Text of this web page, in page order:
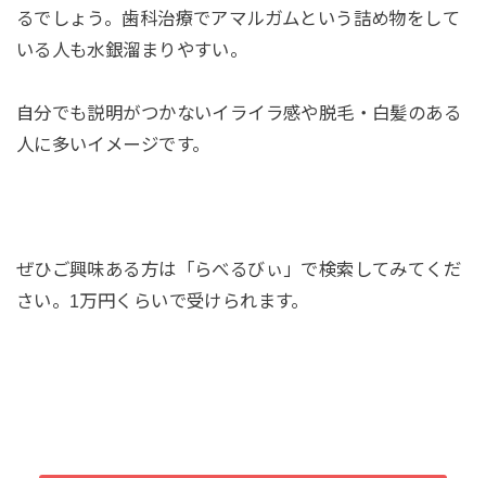
るでしょう。歯科治療でアマルガムという詰め物をして
いる人も水銀溜まりやすい。
自分でも説明がつかないイライラ感や脱毛・白髪のある
人に多いイメージです。
ぜひご興味ある方は「らべるびぃ」で検索してみてくだ
さい。1万円くらいで受けられます。